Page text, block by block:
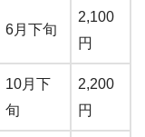
6月下旬
2,100
円
10月下
旬
2,200
円